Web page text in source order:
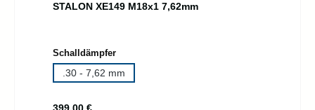
STALON XE149 M18x1 7,62mm
Schalldämpferauswählen
.30 - 7,62 mm
Regulärer Preis: